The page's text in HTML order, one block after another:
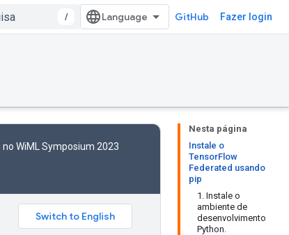
/ GitHub Fazer login
Nesta página
Instale o
TensorFlow
Federated usando
pip
1. Instale o
ambiente de
desenvolvimento
Python.
WiML Symposium 2023